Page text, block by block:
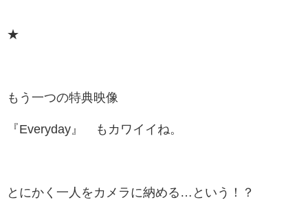
★
もう一つの特典映像
『Everyday』 もカワイイね。
とにかく一人をカメラに納める…という！？